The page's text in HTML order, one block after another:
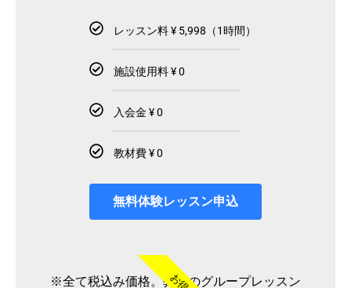
レッスン料 ¥ 5,998（1時間）
施設使用料 ¥ 0
入会金 ¥ 0
教材費 ¥ 0
無料体験レッスン申込
お得
※全て税込み価格。弊社のグループレッスン